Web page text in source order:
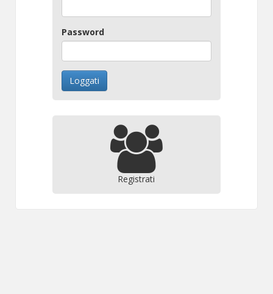
Password
Loggati
Registrati